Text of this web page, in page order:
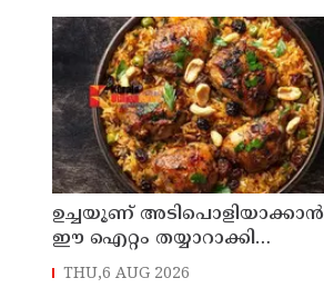
ഉച്ചയൂണ് അടിപൊളിയാക്കാൻ
ഈ ഐറ്റം തയ്യാറാക്കി
നോക്കൂ...
THU,6 AUG 2026